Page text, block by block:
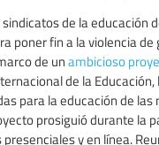
de la educación
poner fin a la violencia
de un ambicioso
de la
para la educación de las
prosiguió durante la
y en línea.